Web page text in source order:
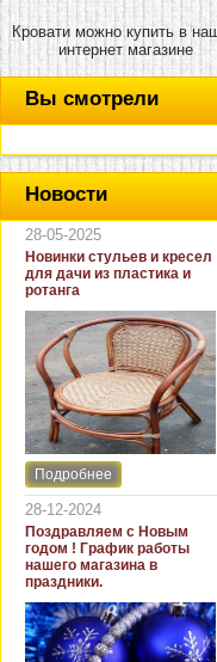
Кровати можно купить в
интернет магазине
Вы смотрели
Новости
28-05-2025
Новинки стульев и кресел
для дачи из пластика и
ротанга
Интернет-магазин "Кровать
и диван" представляет
новинки стульев и кресел
для дачи. В ассортименте
представлены как
бюджетные модели из
пластика для дачи, так и
кресла для загородных
домов из натурального и
искусственного ротанга.
Подробнее
28-12-2024
Поздравляем с Новым
годом ! График работы
нашего магазина в
праздники.